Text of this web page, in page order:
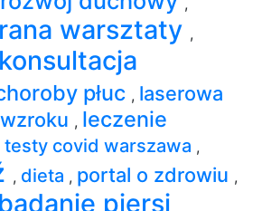
warsztaty ,
płuc , laserowa
, leczenie
testy covid warszawa ,
, dieta , portal o zdrowiu ,
badanie piersi